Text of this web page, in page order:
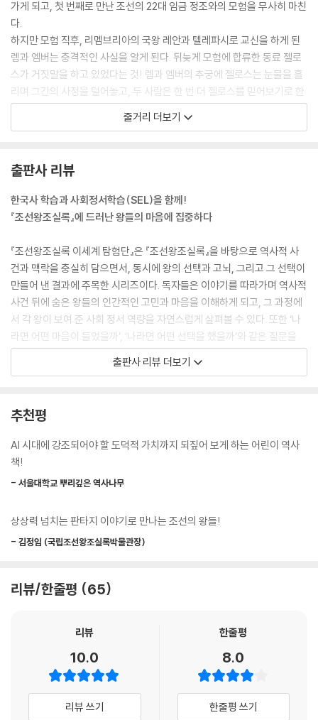
가게 되고, 첫 번째로 만난 조선의 22대 임금 정조와의 모험을 무사히 마친
다.
하지만 모험 직후, 리멤브리아의 국왕 레안과 텔레파시로 교신을 하게 된
렘과 엠버는 충격적인 사실을 알게 된다. 뒤늦게 모험에 합류한 동료 젤로
스가 거짓말을 하고 있었다는 것! 렘과 엠버의 추궁에 젤로스는 눈물을 흘
리며 그간의 사정을 털어놓고, 두 사람은 한 번 더 젤로스를 믿어보기로 한
다.
그렇게 해치몬과 함께 도착한 곳은 1408년, 태조 이성계가 나라를 세운
줄거리 더보기
출판사 리뷰
한국사 학습과 사회정서학습(SEL)을 함께!
『조선왕조실록』에 드러난 왕들의 마음에 집중하다
『조선왕조실록 이세계 탐험단』은 『조선왕조실록』을 바탕으로 역사적 사
건과 맥락을 충실히 담으면서, 동시에 왕의 선택과 고뇌, 그리고 그 선택이
만들어 낸 결과에 주목한 시리즈이다. 독자들은 이야기를 따라가며 역사적
사건 뒤에 숨은 왕들의 인간적인 고민과 마음을 이해하게 되고, 그 과정에
서 각 왕이 보여 준 사회 정서 역량을 자연스럽게 살펴볼 수 있다. 또한 ‘나
라면 어떤 마음이 들었을까’, ‘나라면 어떤 선택을 했을까’와 같은 질문을
스스로에게 던지며 역사를 한층 더 입체적으로 이해하게 된다.
흥미로운 판타지 세계관과 서사를 더하여 아이들이 이야기에 자연스럽게
몰입하도록 구성했다. 이세계 탐험단 렘과 엠버가 펼치는 코믹한 모험을
본문 곳곳에 배치된 팁 박스와 권말에 수록된 왕의 프로필 · SEL 키워드 ·
으로 정리할 수 있다.
배운 내용을 복습하고 확장할 수 있도록 구성되었다. 복잡하게 느껴질 수
있다. 학습 내용을 점검할 수 있는 ‘문제 풀이’는 실제 학교 시험 문제와 한
국사 능력 검정 시험에 자주 등장하는 유형을 반영해 실질적인 시험 대비
가 가능하도록 했고, ‘SEL 독후 활동’을 통해 사회 정서 역량을 키울 수 있
도록 했다. 마지막 장에 수록된 ‘찾아보기’ 페이지는 나만의 역사 길잡이로
출판사 리뷰 더보기
추천평
AI 시대에 강조되어야 할 도덕적 가치까지 되짚어 보게 하는 어린이 역사
책!
- 서울대학교 뿌리깊은 역사나무
상상력 넘치는 판타지 이야기로 만나는 조선의 왕들!
- 김정임 (국립조선왕조실록박물관장)
리뷰/한줄평 65
리뷰
10.0
리뷰 쓰기
한줄평
8.0
한줄평 쓰기